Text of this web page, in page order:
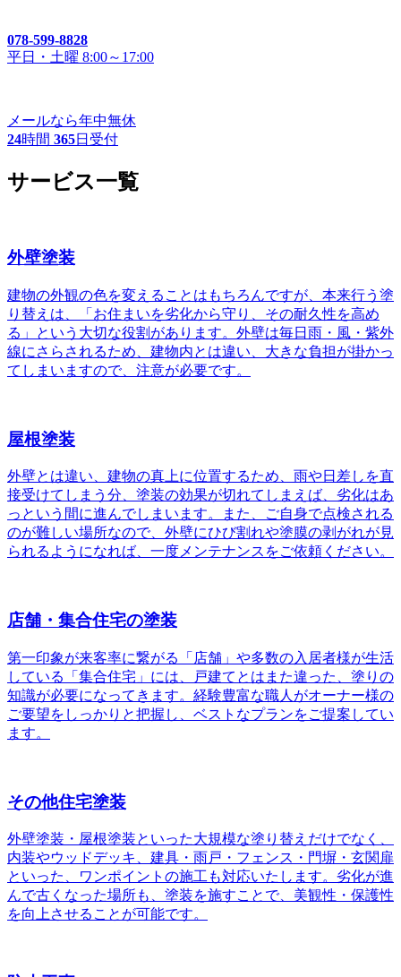
078-599-8828
平日・土曜 8:00～17:00
メールなら年中無休
24時間 365日受付
サービス一覧
外壁塗装
建物の外観の色を変えることはもちろんですが、本来行う塗
り替えは、「お住まいを劣化から守り、その耐久性を高め
る」という大切な役割があります。外壁は毎日雨・風・紫外
線にさらされるため、建物内とは違い、大きな負担が掛かっ
てしまいますので、注意が必要です。
屋根塗装
外壁とは違い、建物の真上に位置するため、雨や日差しを直
接受けてしまう分、塗装の効果が切れてしまえば、劣化はあ
っという間に進んでしまいます。また、ご自身で点検される
のが難しい場所なので、外壁にひび割れや塗膜の剥がれが見
られるようになれば、一度メンテナンスをご依頼ください。
店舗・集合住宅の塗装
第一印象が来客率に繋がる「店舗」や多数の入居者様が生活
している「集合住宅」には、戸建てとはまた違った、塗りの
知識が必要になってきます。経験豊富な職人がオーナー様の
ご要望をしっかりと把握し、ベストなプランをご提案してい
ます。
その他住宅塗装
外壁塗装・屋根塗装といった大規模な塗り替えだけでなく、
内装やウッドデッキ、建具・雨戸・フェンス・門塀・玄関扉
といった、ワンポイントの施工も対応いたします。劣化が進
んで古くなった場所も、塗装を施すことで、美観性・保護性
を向上させることが可能です。